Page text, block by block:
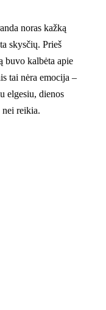
noras kažką
skysčių. Prieš
buvo kalbėta apie
tai nėra emocija –
elgesiu, dienos
nei reikia.